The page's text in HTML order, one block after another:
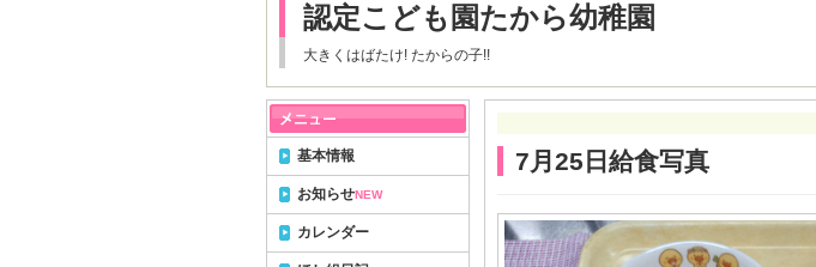
認定こども園たから幼稚園
大きくはばたけ! たからの子!!
7月25日給食写真
基本情報
お知らせNEW
カレンダー